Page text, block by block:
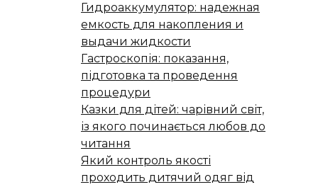
Гидроаккумулятор: надежная
емкость для накопления и
выдачи жидкости
Гастроскопія: показання,
підготовка та проведення
процедури
Казки для дітей: чарівний світ,
із якого починається любов до
читання
Який контроль якості
проходить дитячий одяг від